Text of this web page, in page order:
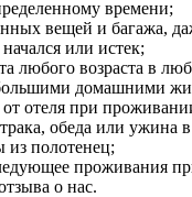
времени;
вещей и багажа,
или истек;
любого возраста в
домашними
отеля при
обеда или ужина
из полотенец;
проживания
о нас.